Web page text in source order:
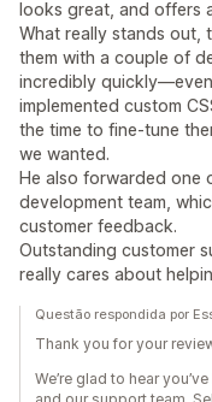
looks great, and offers
What really stands out,
them with a couple of
incredibly
implemented custom
the time to fine-tune
we wanted.
He also forwarded one
development team,
customer feedback.
Outstanding customer
really cares about
Questão respondida por
Thank you for your
We’re glad to hear